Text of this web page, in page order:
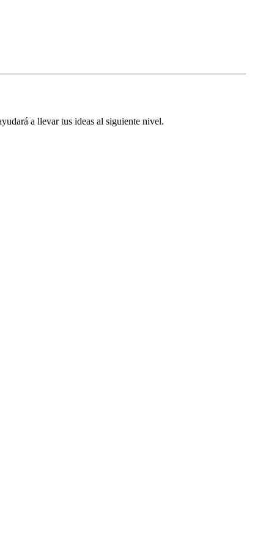
a llevar tus ideas al siguiente nivel.